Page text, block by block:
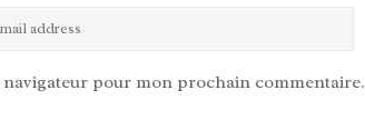
pour mon prochain commentaire.